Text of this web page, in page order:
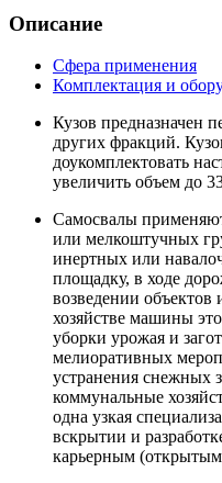
Описание
Сфера применения
Комплектация и
Кузов предназначен
других фракций.
доукомплектовать
увеличить объем до
Самосвалы
или мелкоштучных
инертных или
площадку, в ходе
возведении
хозяйстве машины
уборки урожая и
мелиоративных
устранения снежных
коммунальные
одна узкая
вскрытии и
карьерным